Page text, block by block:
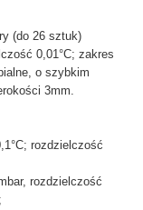
(do 26 sztuk)
0,01°C; zakres
o szybkim
3mm.
rozdzielczość
rozdzielczość